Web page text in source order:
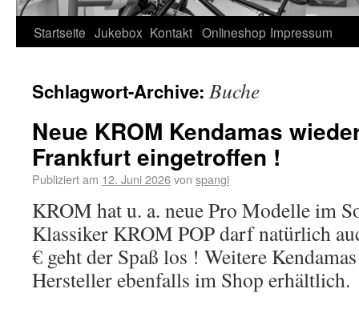
Startseite Jukebox Kontakt Onlineshop Impressum
Schlagwort-Archive: Buche
Neue KROM Kendamas
Frankfurt eingetroffen !
Publiziert am 12. Juni 2026von spangi
KROM hat u. a. neue Pro Modelle im
Klassiker KROM POP darf natürlich
€ geht der Spaß los ! Weitere
Hersteller ebenfalls im Shop erhältlich.